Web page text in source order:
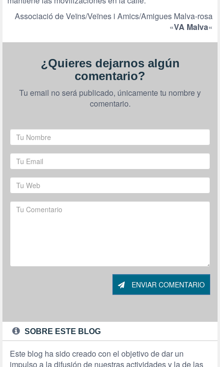
Associació de Veïns/Veïnes i Amics/Amigues Malva-rosa
«VA Malva«
¿Quieres dejarnos algún
comentario?
Tu email no será publicado, únicamente tu nombre y
comentario.
ENVIAR COMENTARIO
SOBRE ESTE BLOG
Este blog ha sido creado con el objetivo de dar un
impulso a la difusión de nuestras actividades y la de las